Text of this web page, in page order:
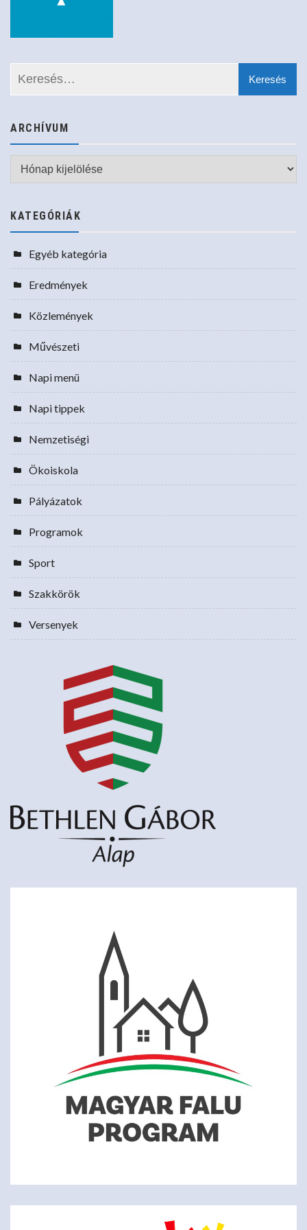
ARCHÍVUM
Archívum
KATEGÓRIÁK
Egyéb kategória
Eredmények
Közlemények
Művészeti
Napi menü
Napi tippek
Nemzetiségi
Ökoiskola
Pályázatok
Programok
Sport
Szakkörök
Versenyek